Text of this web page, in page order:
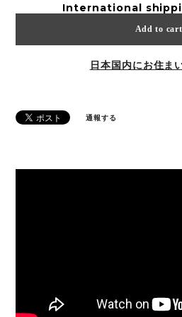
International
Add to cart
日本国内にお住ま
通報する